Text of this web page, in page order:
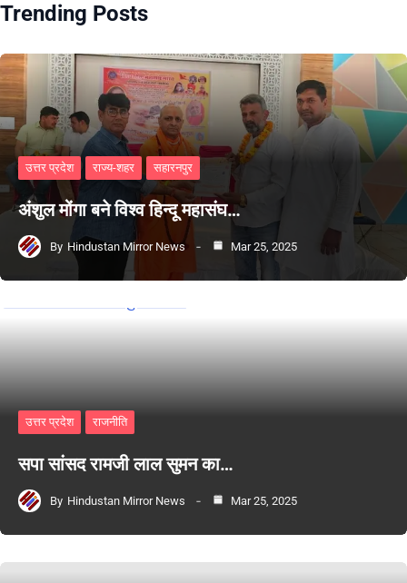
Trending Posts
उत्तर प्रदेश राज्य-शहर सहारनपुर
अंशुल मोंगा बने विश्व हिन्दू महासंघ…
By Hindustan Mirror News Mar 25, 2025
उत्तर प्रदेश राजनीति
सपा सांसद रामजी लाल सुमन का…
By Hindustan Mirror News Mar 25, 2025